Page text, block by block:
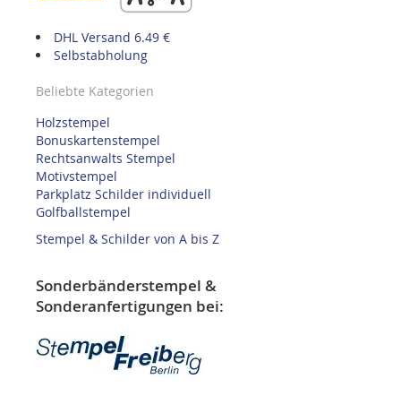
DHL Versand 6.49 €
Selbstabholung
Beliebte Kategorien
Holzstempel
Bonuskartenstempel
Rechtsanwalts Stempel
Motivstempel
Parkplatz Schilder individuell
Golfballstempel
Stempel & Schilder von A bis Z
Sonderbänderstempel &
Sonderanfertigungen bei: